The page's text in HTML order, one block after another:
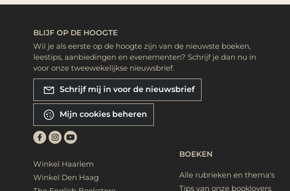
BLIJF OP DE HOOGTE
Wil je als eerste op de hoogte zijn van de nieuwste boeken,
leestips, aanbiedingen en evenementen? Schrijf je dan nu in
voor onze tweewekelijkse nieuwsbrief.
Schrijf mij in voor de nieuwsbrief
Mijn cookies beheren
Winkel Haarlem
Winkel Den Haag
BOEKEN
Alle rubrieken en thema's
Tips van onze booklovers